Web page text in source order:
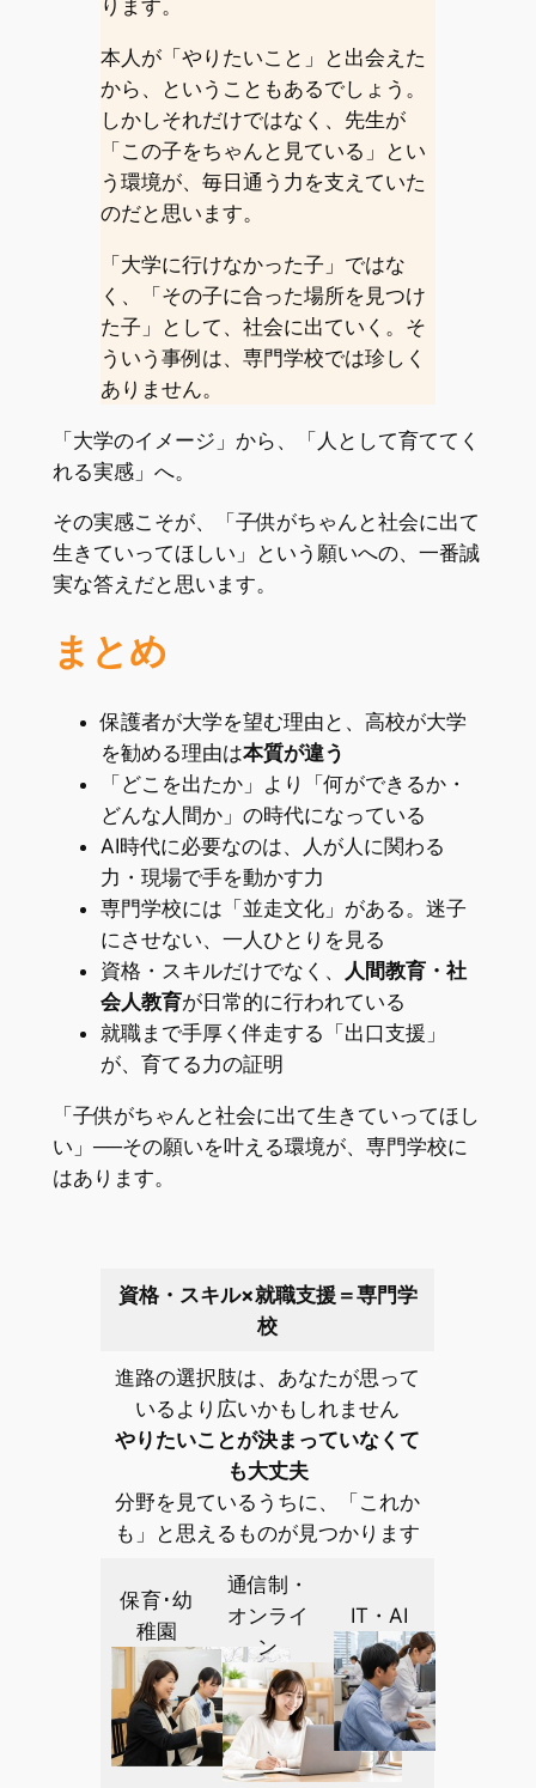
ります。
本人が「やりたいこと」と出会えた
から、ということもあるでしょう。
しかしそれだけではなく、先生が
「この子をちゃんと見ている」とい
う環境が、毎日通う力を支えていた
のだと思います。
「大学に行けなかった子」ではな
く、「その子に合った場所を見つけ
た子」として、社会に出ていく。そ
ういう事例は、専門学校では珍しく
ありません。
「大学のイメージ」から、「人として育ててく
れる実感」へ。
その実感こそが、「子供がちゃんと社会に出て
生きていってほしい」という願いへの、一番誠
実な答えだと思います。
まとめ
保護者が大学を望む理由と、高校が大学
を勧める理由は本質が違う
「どこを出たか」より「何ができるか・
どんな人間か」の時代になっている
AI時代に必要なのは、人が人に関わる
力・現場で手を動かす力
専門学校には「並走文化」がある。迷子
にさせない、一人ひとりを見る
資格・スキルだけでなく、
人間教育・社
会人教育が日常的に行われている
就職まで手厚く伴走する「出口支援」
が、育てる力の証明
「子供がちゃんと社会に出て生きていってほし
い」──その願いを叶える環境が、専門学校に
はあります。
資格・スキル×就職支援＝専門学
校
進路の選択肢は、あなたが思って
いるより広いかもしれません
やりたいことが決まっていなくて
も大丈夫
分野を見ているうちに、「これか
も」と思えるものが見つかります
保育･幼
稚園
通信制・
オンライ
ン
IT・AI